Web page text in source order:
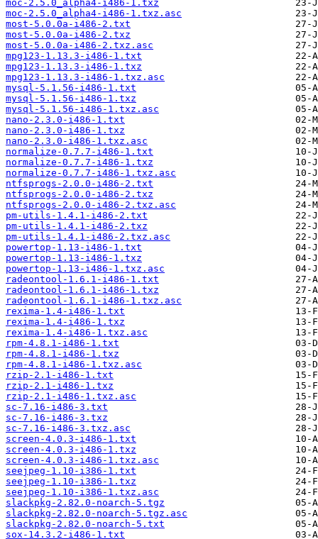
moc-2.5.0_alpha4-i486-1.txz
moc-2.5.0_alpha4-i486-1.txz.asc
most-5.0.0a-i486-2.txt
most-5.0.0a-i486-2.txz
most-5.0.0a-i486-2.txz.asc
mpg123-1.13.3-i486-1.txt
mpg123-1.13.3-i486-1.txz
mpg123-1.13.3-i486-1.txz.asc
mysql-5.1.56-i486-1.txt
mysql-5.1.56-i486-1.txz
mysql-5.1.56-i486-1.txz.asc
nano-2.3.0-i486-1.txt
nano-2.3.0-i486-1.txz
nano-2.3.0-i486-1.txz.asc
normalize-0.7.7-i486-1.txt
normalize-0.7.7-i486-1.txz
normalize-0.7.7-i486-1.txz.asc
ntfsprogs-2.0.0-i486-2.txt
ntfsprogs-2.0.0-i486-2.txz
ntfsprogs-2.0.0-i486-2.txz.asc
pm-utils-1.4.1-i486-2.txt
pm-utils-1.4.1-i486-2.txz
pm-utils-1.4.1-i486-2.txz.asc
powertop-1.13-i486-1.txt
powertop-1.13-i486-1.txz
powertop-1.13-i486-1.txz.asc
radeontool-1.6.1-i486-1.txt
radeontool-1.6.1-i486-1.txz
radeontool-1.6.1-i486-1.txz.asc
rexima-1.4-i486-1.txt
rexima-1.4-i486-1.txz
rexima-1.4-i486-1.txz.asc
rpm-4.8.1-i486-1.txt
rpm-4.8.1-i486-1.txz
rpm-4.8.1-i486-1.txz.asc
rzip-2.1-i486-1.txt
rzip-2.1-i486-1.txz
rzip-2.1-i486-1.txz.asc
sc-7.16-i486-3.txt
sc-7.16-i486-3.txz
sc-7.16-i486-3.txz.asc
screen-4.0.3-i486-1.txt
screen-4.0.3-i486-1.txz
screen-4.0.3-i486-1.txz.asc
seejpeg-1.10-i386-1.txt
seejpeg-1.10-i386-1.txz
seejpeg-1.10-i386-1.txz.asc
slackpkg-2.82.0-noarch-5.tgz
slackpkg-2.82.0-noarch-5.tgz.asc
slackpkg-2.82.0-noarch-5.txt
sox-14.3.2-i486-1.txt